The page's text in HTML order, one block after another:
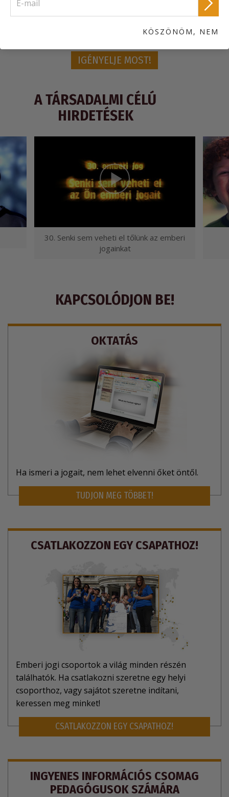
információs csomagot!
IGÉNYELJE MOST!
A TÁRSADALMI CÉLÚ
HIRDETÉSEK
30. Senki sem veheti el tőlünk az emberi
jogainkat
KAPCSOLÓDJON BE!
OKTATÁS
Ha ismeri a jogait, nem lehet elvenni őket öntől.
TUDJON MEG TÖBBET!
CSATLAKOZZON EGY CSAPATHOZ!
Emberi jogi csoportok a világ minden részén
találhatók. Ha csatlakozni szeretne egy helyi
csoporthoz, vagy sajátot szeretne indítani,
keressen meg minket!
CSATLAKOZZON EGY CSAPATHOZ!
INGYENES INFORMÁCIÓS CSOMAG
PEDAGÓGUSOK SZÁMÁRA
KÖSZÖNÖM, NEM